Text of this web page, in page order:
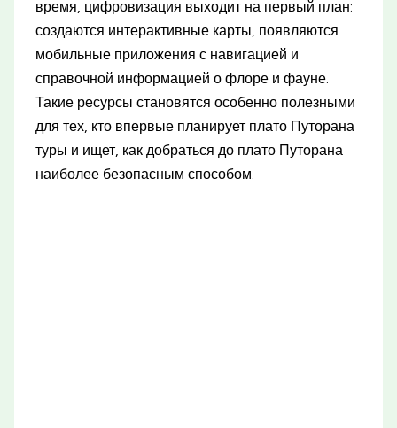
время, цифровизация выходит на первый план:
создаются интерактивные карты, появляются
мобильные приложения с навигацией и
справочной информацией о флоре и фауне.
Такие ресурсы становятся особенно полезными
для тех, кто впервые планирует плато Путорана
туры и ищет, как добраться до плато Путорана
наиболее безопасным способом.